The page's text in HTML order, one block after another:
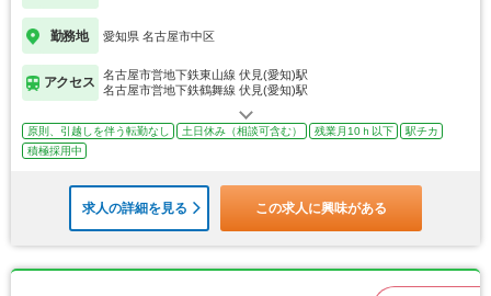
勤務地 愛知県 名古屋市中区
アクセス
名古屋市営地下鉄東山線 伏見(愛知)駅
名古屋市営地下鉄鶴舞線 伏見(愛知)駅
原則、引越しを伴う転勤なし 土日休み（相談可含む） 残業月10ｈ以下
駅チカ
積極採用中
求人の詳細を見る この求人に興味がある